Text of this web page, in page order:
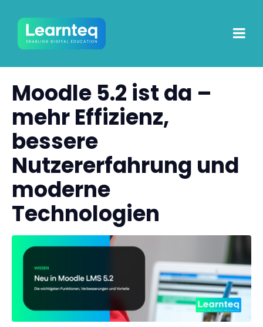
Moodle 5.2 ist da –
mehr Effizienz,
bessere
Nutzererfahrung und
moderne
Technologien